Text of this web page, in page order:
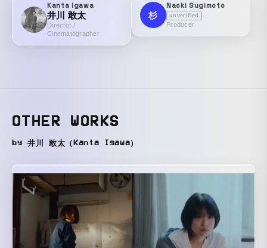
Kanta Igawa
井川 敢太
Director /
Cinematographer
杉
Naoki Sugimoto
unverified
Producer
OTHER WORKS
by 井川 敢太（Kanta Igawa）